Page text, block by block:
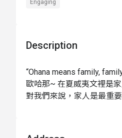
Engaging
Description
“Ohana means family,
歐哈那~ 在夏威夷文裡是家
對我們來說，家人是最重